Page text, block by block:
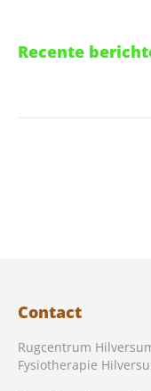
Recente
Contact
Rugcentrum
Fysiotherapie